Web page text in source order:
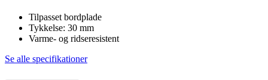
Tilpasset bordplade
Tykkelse: 30 mm
Varme- og ridseresistent
Se alle specifikationer